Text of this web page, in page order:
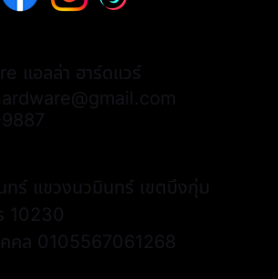
แอลล่า ฮาร์ดแวร์
ร์ แขวงนวมินทร์ เขตบึงกุ่ม
10230
คคล 0105567061268